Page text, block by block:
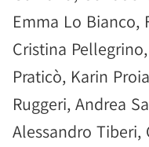
Emma Lo Bianco,
Cristina
Praticò, Karin
Ruggeri, Andrea
Alessandro Tiberi,